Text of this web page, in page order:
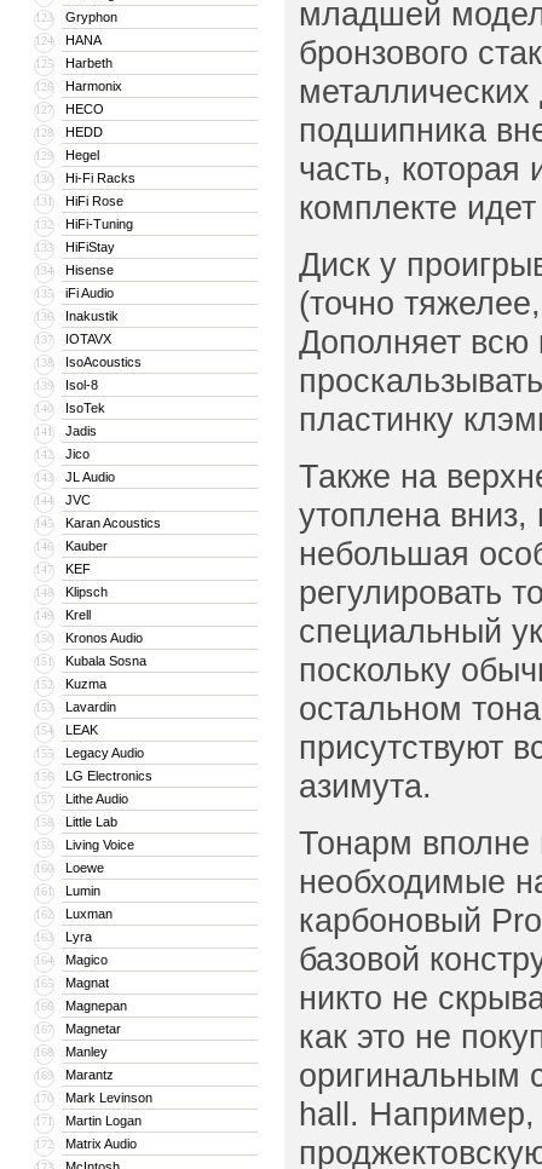
123 Gryphon
124 HANA
125 Harbeth
126 Harmonix
127 HECO
128 HEDD
129 Hegel
130 Hi-Fi Racks
131 HiFi Rose
132 HiFi-Tuning
133 HiFiStay
134 Hisense
135 iFi Audio
136 Inakustik
137 IOTAVX
138 IsoAcoustics
139 Isol-8
140 IsoTek
141 Jadis
142 Jico
143 JL Audio
144 JVC
145 Karan Acoustics
146 Kauber
147 KEF
148 Klipsch
149 Krell
150 Kronos Audio
151 Kubala Sosna
152 Kuzma
153 Lavardin
154 LEAK
155 Legacy Audio
156 LG Electronics
157 Lithe Audio
158 Little Lab
159 Living Voice
160 Loewe
161 Lumin
162 Luxman
163 Lyra
164 Magico
165 Magnat
166 Magnepan
167 Magnetar
168 Manley
169 Marantz
170 Mark Levinson
171 Martin Logan
172 Matrix Audio
младшей
бронзового
подшипника
часть, которая
комплекте
Диск у
(точно
Дополняет всю
пластинку
Также на
утоплена вниз,
небольшая
регулировать
специальный
поскольку
остальном
присутствуют
азимута.
Тонарм вполне
необходимые
карбоновый
базовой
никто не
как это не
оригинальным
hall.